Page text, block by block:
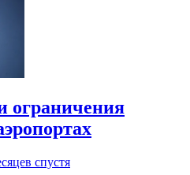
ограничения
спустя